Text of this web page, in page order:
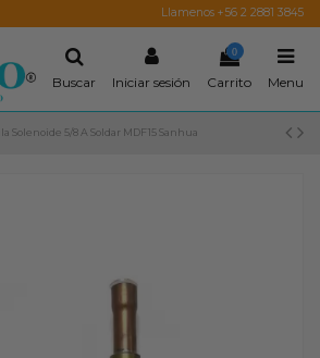
Llamenos +56 2 2881 3845
Buscar Iniciar sesión
0
Carrito Menu
Solenoide 5/8 A Soldar MDF15 Sanhua